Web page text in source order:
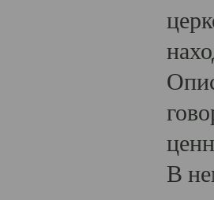
В